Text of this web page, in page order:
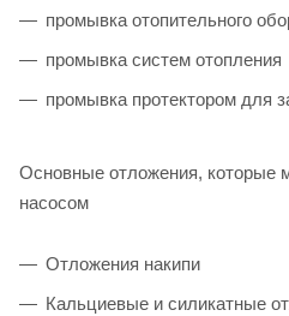
промывка отопительного
промывка систем отопления
промывка протектором для
Основные отложения, которые
насосом
Отложения накипи
Кальциевые и силикатные